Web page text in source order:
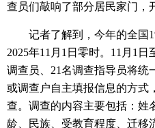
查员们敲响了部分居民家门，
记者了解到，今年的全国
2025年11月1日零时。11月1日
调查员、21名调查指导员将统
或调查户自主填报信息的方式
查。调查的内容主要包括：姓
龄、民族、受教育程度、迁移